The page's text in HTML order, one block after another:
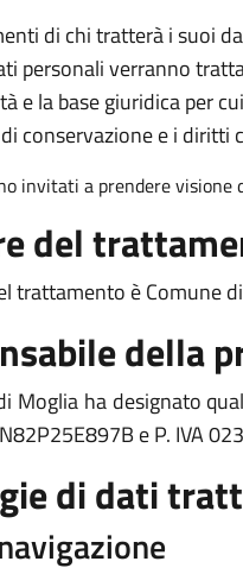
di chi tratterà i suoi
personali verranno
e la base giuridica per
conservazione e i diritti
invitati a prendere visione
del
trattamento è Comune
della
Moglia ha designato
e P. IVA
di dati